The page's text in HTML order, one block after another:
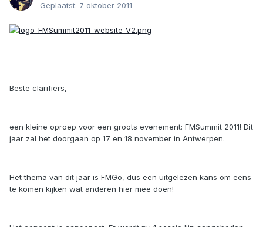
Geplaatst: 7 oktober 2011
Beste clarifiers,
een kleine oproep voor een groots evenement: FMSummit 2011! Dit
jaar zal het doorgaan op 17 en 18 november in Antwerpen.
Het thema van dit jaar is FMGo, dus een uitgelezen kans om eens
te komen kijken wat anderen hier mee doen!